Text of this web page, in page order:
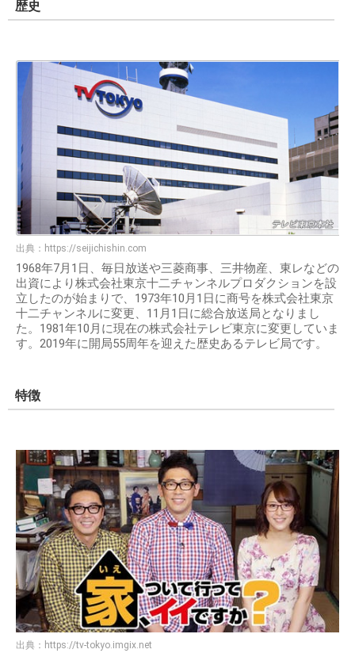
歴史
出典： https://seijichishin.com
1968年7月1日、毎日放送や三菱商事、三井物産、東レなどの
出資により株式会社東京十二チャンネルプロダクションを設
立したのが始まりで、1973年10月1日に商号を株式会社東京
十二チャンネルに変更、11月1日に総合放送局となりまし
た。1981年10月に現在の株式会社テレビ東京に変更していま
す。2019年に開局55周年を迎えた歴史あるテレビ局です。
特徴
出典： https://tv-tokyo.imgix.net